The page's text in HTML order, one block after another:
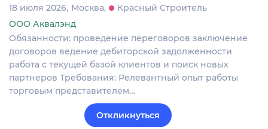
18 июля 2026 Москва
Красный Строитель
ООО Аквалэнд
Обязанности: проведение переговоров заключение
договоров ведение дебиторской задолженности
работа с текущей базой клиентов и поиск новых
партнеров Требования: Релевантный опыт работы
торговым представителем…
Откликнуться